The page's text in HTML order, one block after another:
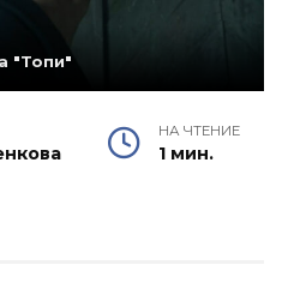
"Топи"
НА ЧТЕНИЕ
1 мин.